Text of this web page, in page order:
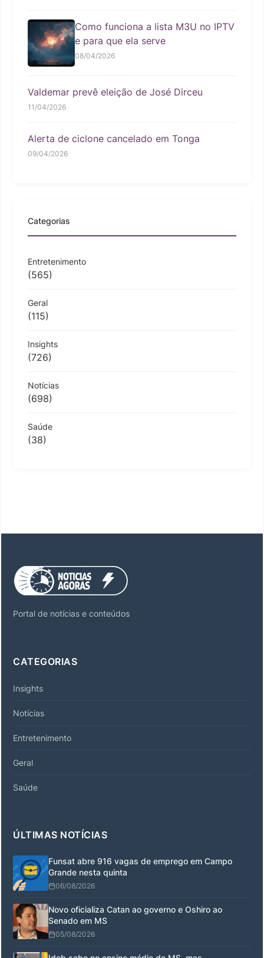
Como funciona a lista M3U no IPTV
e para que ela serve
08/04/2026
Valdemar prevê eleição de José Dirceu
11/04/2026
Alerta de ciclone cancelado em Tonga
09/04/2026
Categorias
Entretenimento
(565)
Geral
(115)
Insights
(726)
Notícias
(698)
Saúde
(38)
Portal de notícias e conteúdos
CATEGORIAS
Insights
Notícias
Entretenimento
Geral
Saúde
ÚLTIMAS NOTÍCIAS
Funsat abre 916 vagas de emprego em Campo
Grande nesta quinta
06/08/2026
Novo oficializa Catan ao governo e Oshiro ao
Senado em MS
05/08/2026